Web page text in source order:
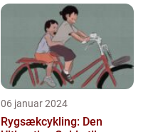
06 januar 2024
Rygsækcykling: Den